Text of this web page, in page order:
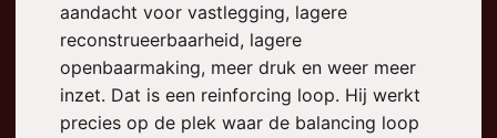
aandacht voor vastlegging, lagere
reconstrueerbaarheid, lagere
openbaarmaking, meer druk en weer meer
inzet. Dat is een reinforcing loop. Hij werkt
precies op de plek waar de balancing loop